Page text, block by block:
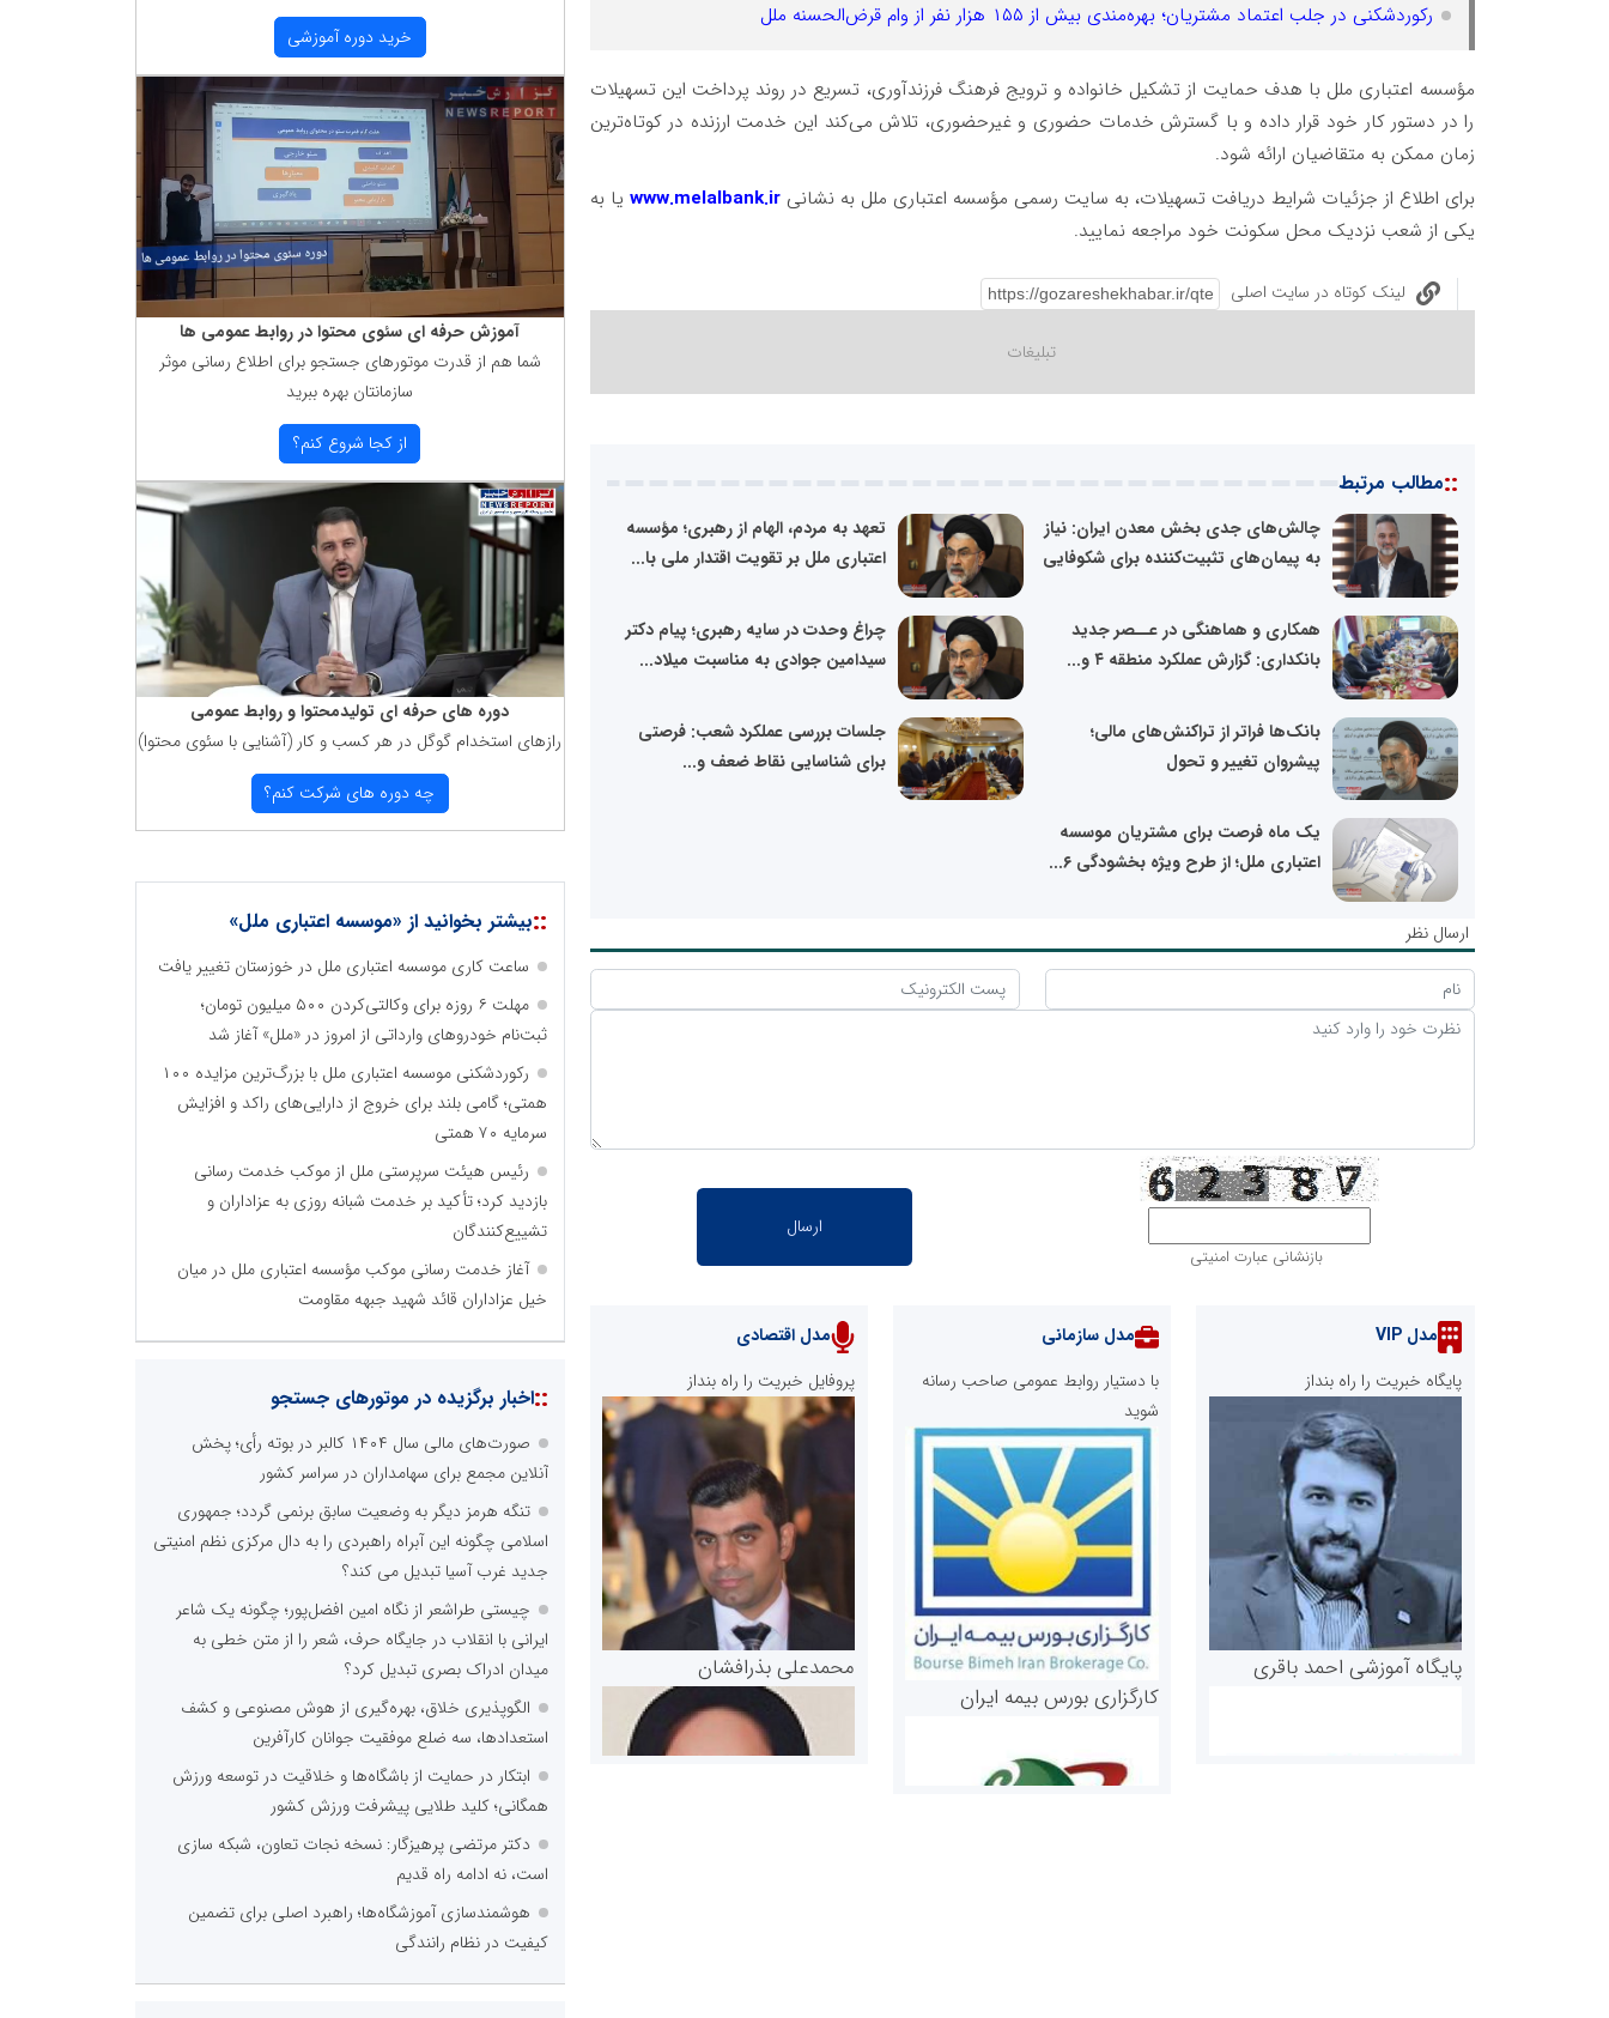
رکوردشکنی در جلب اعتماد مشتریان؛ بهره‌مندی بیش از ۱۵۵ هزار نفر از وام قرض‌الحسنه ملل
مؤسسه اعتباری ملل با هدف حمایت از تشکیل خانواده و ترویج فرهنگ فرزندآوری، تسریع در روند پرداخت این تسهیلات
را در دستور کار خود قرار داده و با گسترش خدمات حضوری و غیرحضوری، تلاش می‌کند این خدمت ارزنده در کوتاه‌ترین
زمان ممکن به متقاضیان ارائه شود.
برای اطلاع از جزئیات شرایط دریافت تسهیلات، به سایت رسمی مؤسسه اعتباری ملل به نشانی www.melalbank.ir
یا به
یکی از شعب نزدیک محل سکونت خود مراجعه نمایید.
لینک کوتاه در سایت اصلی
::مطالب مرتبط
چالش‌های جدی بخش معدن ایران: نیاز
به پیمان‌های تثبیت‌کننده برای شکوفایی
تعهد به مردم، الهام از رهبری؛ مؤسسه
اعتباری ملل بر تقویت اقتدار ملی با...
همکاری و هماهنگی در عــصر جدید
بانکداری: گزارش عملکرد منطقه ۴ و...
چراغ وحدت در سایه رهبری؛ پیام دکتر
سیدامین جوادی به مناسبت میلاد...
بانک‌ها فراتر از تراکنش‌های مالی؛
پیشروان تغییر و تحول
جلسات بررسی عملکرد شعب: فرصتی
برای شناسایی نقاط ضعف و...
یک ماه فرصت برای مشتریان موسسه
اعتباری ملل؛ از طرح ویژه بخشودگی ۶...
ارسال نظر
بازنشانی عبارت امنیتی
مدل VIP
پایگاه خبریت را راه بنداز
پایگاه آموزشی احمد باقری
مدل سازمانی
با دستیار روابط عمومی صاحب رسانه
شوید
کارگزاری بورس بیمه ایران
مدل اقتصادی
پروفایل خبریت را راه بنداز
محمدعلی بذرافشان
خرید دوره آموزشی
آموزش حرفه ای سئوی محتوا در روابط عمومی ها
شما هم از قدرت موتورهای جستجو برای اطلاع رسانی موثر
سازمانتان بهره ببرید
از كجا شروع كنم؟
دوره های حرفه ای تولیدمحتوا و روابط عمومی
رازهای استخدام گوگل در هر كسب و كار (آشنایی با سئوی محتوا)
چه دوره های شركت كنم؟
::بیشتر بخوانید از «موسسه اعتباری ملل»
ساعت کاری موسسه اعتباری ملل در خوزستان تغییر یافت
مهلت ۶ روزه برای وکالتی‌کردن ۵۰۰ میلیون تومان؛
ثبت‌نام خودروهای وارداتی از امروز در «ملل» آغاز شد
رکوردشکنی موسسه اعتباری ملل با بزرگ‌ترین مزایده ۱۰۰
همتی؛ گامی بلند برای خروج از دارایی‌های راکد و افزایش
سرمایه ۷۰ همتی
رئیس هیئت سرپرستی ملل از موکب خدمت رسانی
بازدید کرد؛ تأکید بر خدمت شبانه روزی به عزاداران و
تشییع‌کنندگان
آغاز خدمت رسانی موکب مؤسسه اعتباری ملل در میان
خیل عزاداران قائد شهید جبهه مقاومت
::اخبار برگزیده در موتورهای جستجو
صورت‌های مالی سال ۱۴۰۴ کالبر در بوته رأی؛ پخش
آنلاین مجمع برای سهامداران در سراسر کشور
تنگه هرمز دیگر به وضعیت سابق برنمی گردد؛ جمهوری
اسلامی چگونه این آبراه راهبردی را به دال مرکزی نظم امنیتی
جدید غرب آسیا تبدیل می کند؟
چیستی طراشعر از نگاه امین افضل‌پور؛ چگونه یک شاعر
ایرانی با انقلاب در جایگاه حرف، شعر را از متن خطی به
میدان ادراک بصری تبدیل کرد؟
الگوپذیری خلاق، بهره‌گیری از هوش مصنوعی و کشف
استعدادها، سه ضلع موفقیت جوانان کارآفرین
ابتکار در حمایت از باشگاه‌ها و خلاقیت در توسعه ورزش
همگانی؛ کلید طلایی پیشرفت ورزش کشور
دکتر مرتضی پرهیزگار: نسخه نجات تعاون، شبکه سازی
است، نه ادامه راه قدیم
هوشمندسازی آموزشگاه‌ها؛ راهبرد اصلی برای تضمین
کیفیت در نظام رانندگی